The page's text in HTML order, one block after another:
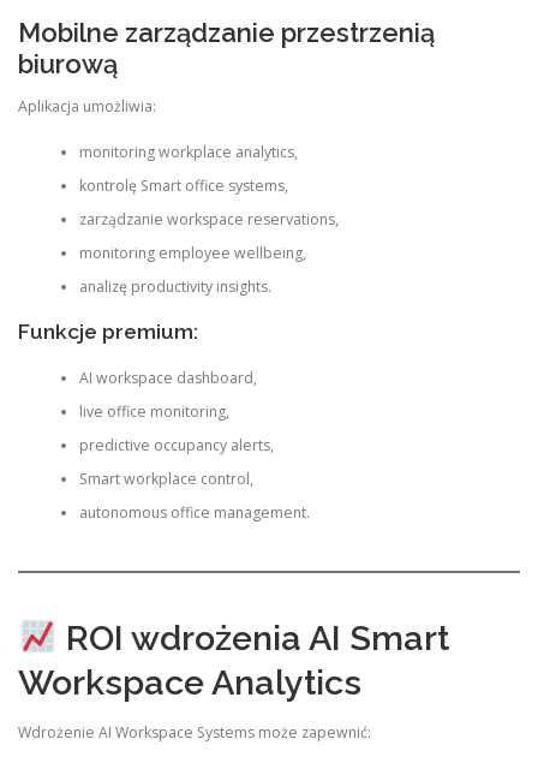
Mobilne zarządzanie przestrzenią
biurową
Aplikacja umożliwia:
monitoring workplace analytics,
kontrolę Smart office systems,
zarządzanie workspace reservations,
monitoring employee wellbeing,
analizę productivity insights.
Funkcje premium:
AI workspace dashboard,
live office monitoring,
predictive occupancy alerts,
Smart workplace control,
autonomous office management.
ROI wdrożenia AI Smart
Workspace Analytics
Wdrożenie AI Workspace Systems może zapewnić: